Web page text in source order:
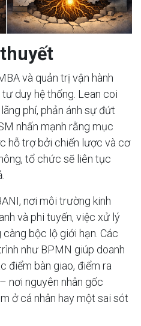
và quản trị vận hành
duy hệ thống. Lean coi
phí, phản ánh sự đứt
nhấn mạnh rằng mục
hỗ trợ bởi chiến lược và cơ
tổ chức sẽ liên tục
nơi môi trường kinh
và phi tuyến, việc xử lý
bộc lộ giới hạn. Các
như BPMN giúp doanh
điểm bàn giao, điểm ra
nơi nguyên nhân gốc
ở cá nhân hay một sai sót